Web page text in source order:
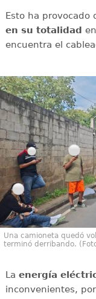
Esto ha provocado
en su totalidad
encuentra el
Una camioneta quedó
terminó derribando.
La energía
inconvenientes,